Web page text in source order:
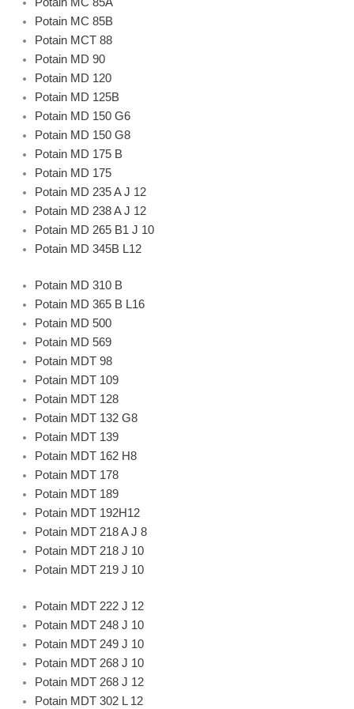
Potain MC 85B
Potain MCT 88
Potain MD 90
Potain MD 120
Potain MD 125B
Potain MD 150 G6
Potain MD 150 G8
Potain MD 175 B
Potain MD 175
Potain MD 235 A J 12
Potain MD 238 A J 12
Potain MD 265 B1 J 10
Potain MD 345B L12
Potain MD 310 B
Potain MD 365 B L16
Potain MD 500
Potain MD 569
Potain MDT 98
Potain MDT 109
Potain MDT 128
Potain MDT 132 G8
Potain MDT 139
Potain MDT 162 H8
Potain MDT 178
Potain MDT 189
Potain MDT 192H12
Potain MDT 218 A J 8
Potain MDT 218 J 10
Potain MDT 219 J 10
Potain MDT 222 J 12
Potain MDT 248 J 10
Potain MDT 249 J 10
Potain MDT 268 J 10
Potain MDT 268 J 12
Potain MDT 302 L 12